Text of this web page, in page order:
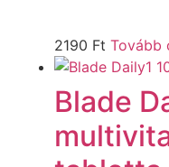
2190 Ft Tovább
Blade